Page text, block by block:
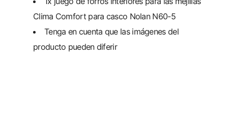
Clima Comfort para casco Nolan N60-5
Tenga en cuenta que las imágenes del
producto pueden diferir